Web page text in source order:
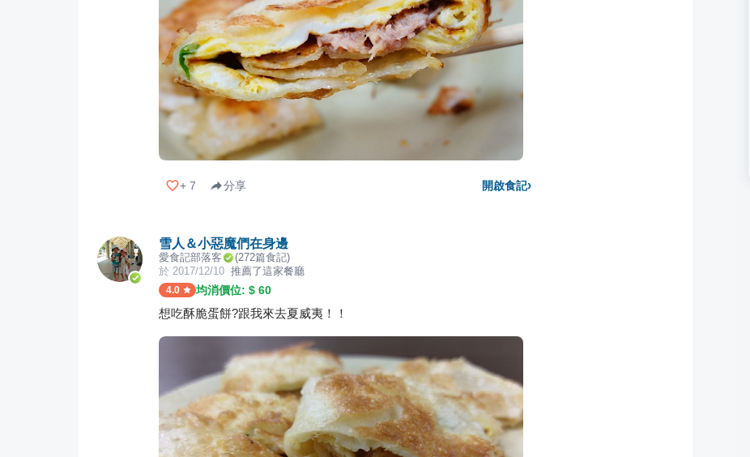
+ 7 分享 開啟食記›
雪人＆小惡魔們在身邊
愛食記部落客 (272篇食記)
於 2017/12/10 推薦了這家餐廳
4.0 均消價位: $ 60
想吃酥脆蛋餅?跟我來去夏威夷！！